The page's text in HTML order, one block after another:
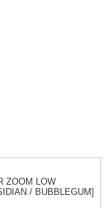
ZOOM LOW
/ BUBBLEGUM]